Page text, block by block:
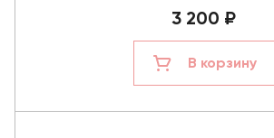
3 200 ₽
В корзину